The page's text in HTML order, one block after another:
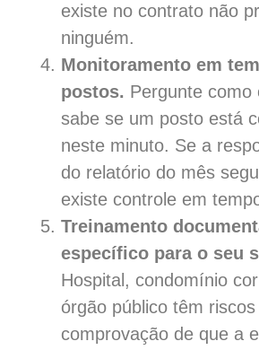
existe no contrato não
ninguém.
Monitoramento em
postos. Pergunte como
sabe se um posto está
neste minuto. Se a
do relatório do mês
existe controle em
Treinamento
específico para o seu
Hospital, condomínio
órgão público têm
comprovação de que a